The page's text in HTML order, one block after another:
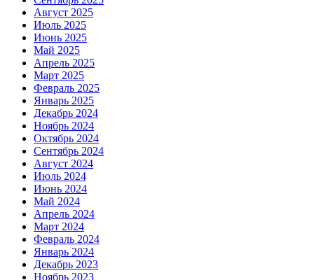
Август 2025
Июль 2025
Июнь 2025
Май 2025
Апрель 2025
Март 2025
Февраль 2025
Январь 2025
Декабрь 2024
Ноябрь 2024
Октябрь 2024
Сентябрь 2024
Август 2024
Июль 2024
Июнь 2024
Май 2024
Апрель 2024
Март 2024
Февраль 2024
Январь 2024
Декабрь 2023
Ноябрь 2023